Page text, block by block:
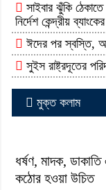
সাইবার ঝুঁকি
নির্দেশ কেন্দ্রীয় ব্যাংকের
ঈদের পর স্বস্তি,
সুইস রাষ্ট্রদূতের
মুক্ত কলাম
ধর্ষণ, মাদক,
কঠোর হওয়া উচিত